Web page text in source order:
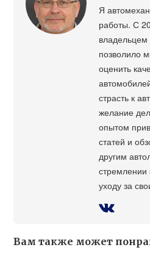
Я
работы. С
позволило
оценить
страсть к
желание
опытом
статей и
другим
уходу за
Вам также может